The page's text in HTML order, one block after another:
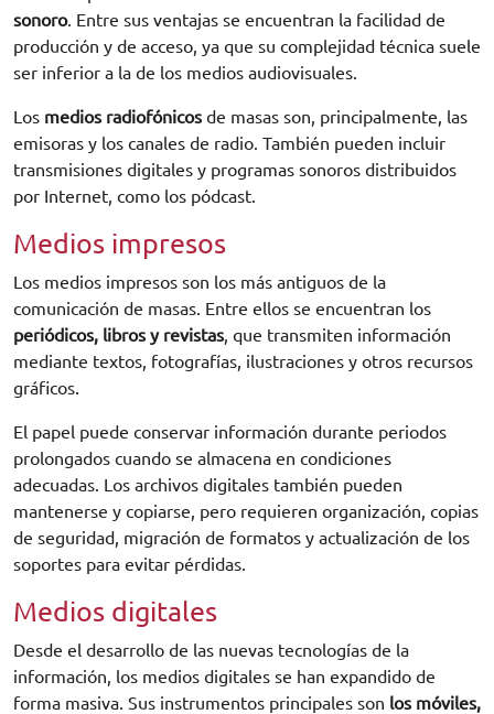
sonoro. Entre sus ventajas se encuentran la facilidad de
producción y de acceso, ya que su complejidad técnica suele
ser inferior a la de los medios audiovisuales.
Los medios radiofónicos de masas son, principalmente, las
emisoras y los canales de radio. También pueden incluir
transmisiones digitales y programas sonoros distribuidos
por Internet, como los pódcast.
Medios impresos
Los medios impresos son los más antiguos de la
comunicación de masas. Entre ellos se encuentran los
periódicos, libros y revistas, que transmiten información
mediante textos, fotografías, ilustraciones y otros recursos
gráficos.
El papel puede conservar información durante periodos
prolongados cuando se almacena en condiciones
adecuadas. Los archivos digitales también pueden
mantenerse y copiarse, pero requieren organización, copias
de seguridad, migración de formatos y actualización de los
soportes para evitar pérdidas.
Medios digitales
Desde el desarrollo de las nuevas tecnologías de la
información, los medios digitales se han expandido de
forma masiva. Sus instrumentos principales son los móviles,